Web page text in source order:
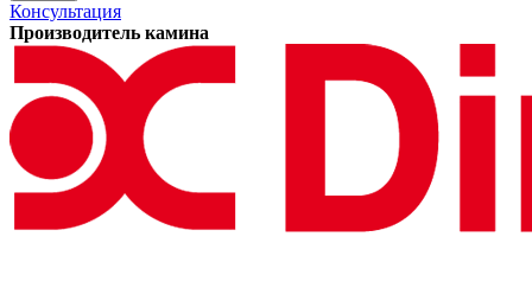
Консультация
Производитель камина